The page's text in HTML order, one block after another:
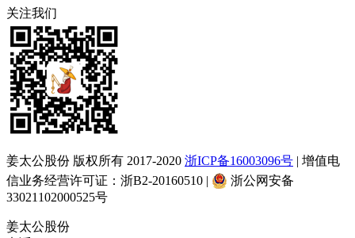
关注我们
姜太公股份 版权所有 2017-2020 浙ICP备16003096号 | 增值电
信业务经营许可证：浙B2-20160510 |
浙公网安备
33021102000525号
姜太公股份